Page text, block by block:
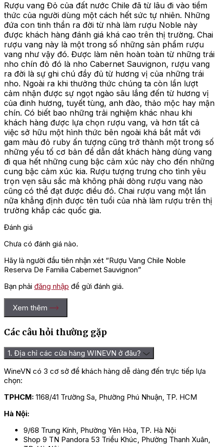
Rượu vang Đỏ của đất nước Chile đã từ lâu đi vào tiềm
thức của người dùng một cách hết sức tự nhiên. Những
đứa con tinh thần ra đời từ nhà làm rượu Noble này
được khách hàng đánh giá khá cao trên thị trường. Chai
rượu vang này là một trong số những sản phẩm rượu
vang như vậy đó. Được làm nên hoàn toàn từ những trái
nho chín đỏ đó là nho Cabernet Sauvignon, rượu vang
ra đời là sự ghi chú đầy đủ từ hương vị của những trái
nho. Ngoài ra khi thưởng thức chúng ta còn lần lượt
cảm nhận được sự ngọt ngào sâu lắng đến từ hương vị
của đinh hương, tuyết tùng, anh đào, thảo mộc hay mận
chín. Có biết bao những trải nghiệm khác nhau khi
khách hàng được lựa chọn rượu vang, và hơn tất cả
việc sở hữu một hình thức bên ngoài khá bắt mắt với
gam màu đỏ ruby ấn tượng cũng trở thành một trong số
những yếu tố cơ bản để dẫn dắt khách hàng dùng vang
đi qua hết những cung bậc cảm xúc này cho đến những
cung bậc cảm xúc kia. Rượu tượng trưng cho tình yêu
trọn vẹn sâu sắc mà không phải dòng rượu vang nào
cũng có thể đạt được điều đó. Chai rượu vang một lần
nữa khẳng định được tên tuổi của nhà làm rượu trên thị
trường khắp các quốc gia.
Đánh giá
Chưa có đánh giá nào.
Hãy là người đầu tiên nhận xét “Rượu Vang Chile Noble
Reserva De Familia Cabernet Sauvignon”
Bạn phải đăng nhập để gửi đánh giá.
Xem thêm
Các câu hỏi thường gặp
1. Địa chỉ các cửa hàng WINEVN ở đâu?
WineVN có 3 cơ sở để khách hàng dễ dàng đến trực tiếp lựa
chọn:
TPHCM: 1168/41 Trường Sa, Phường Phú Nhuận, TP. HCM
Hà Nội:
9/68 Trung Kính, Phường Yên Hòa, TP. Hà Nội
Shop 9 TN Pandora 53 Triều Khúc, Phường Thanh Xuân,